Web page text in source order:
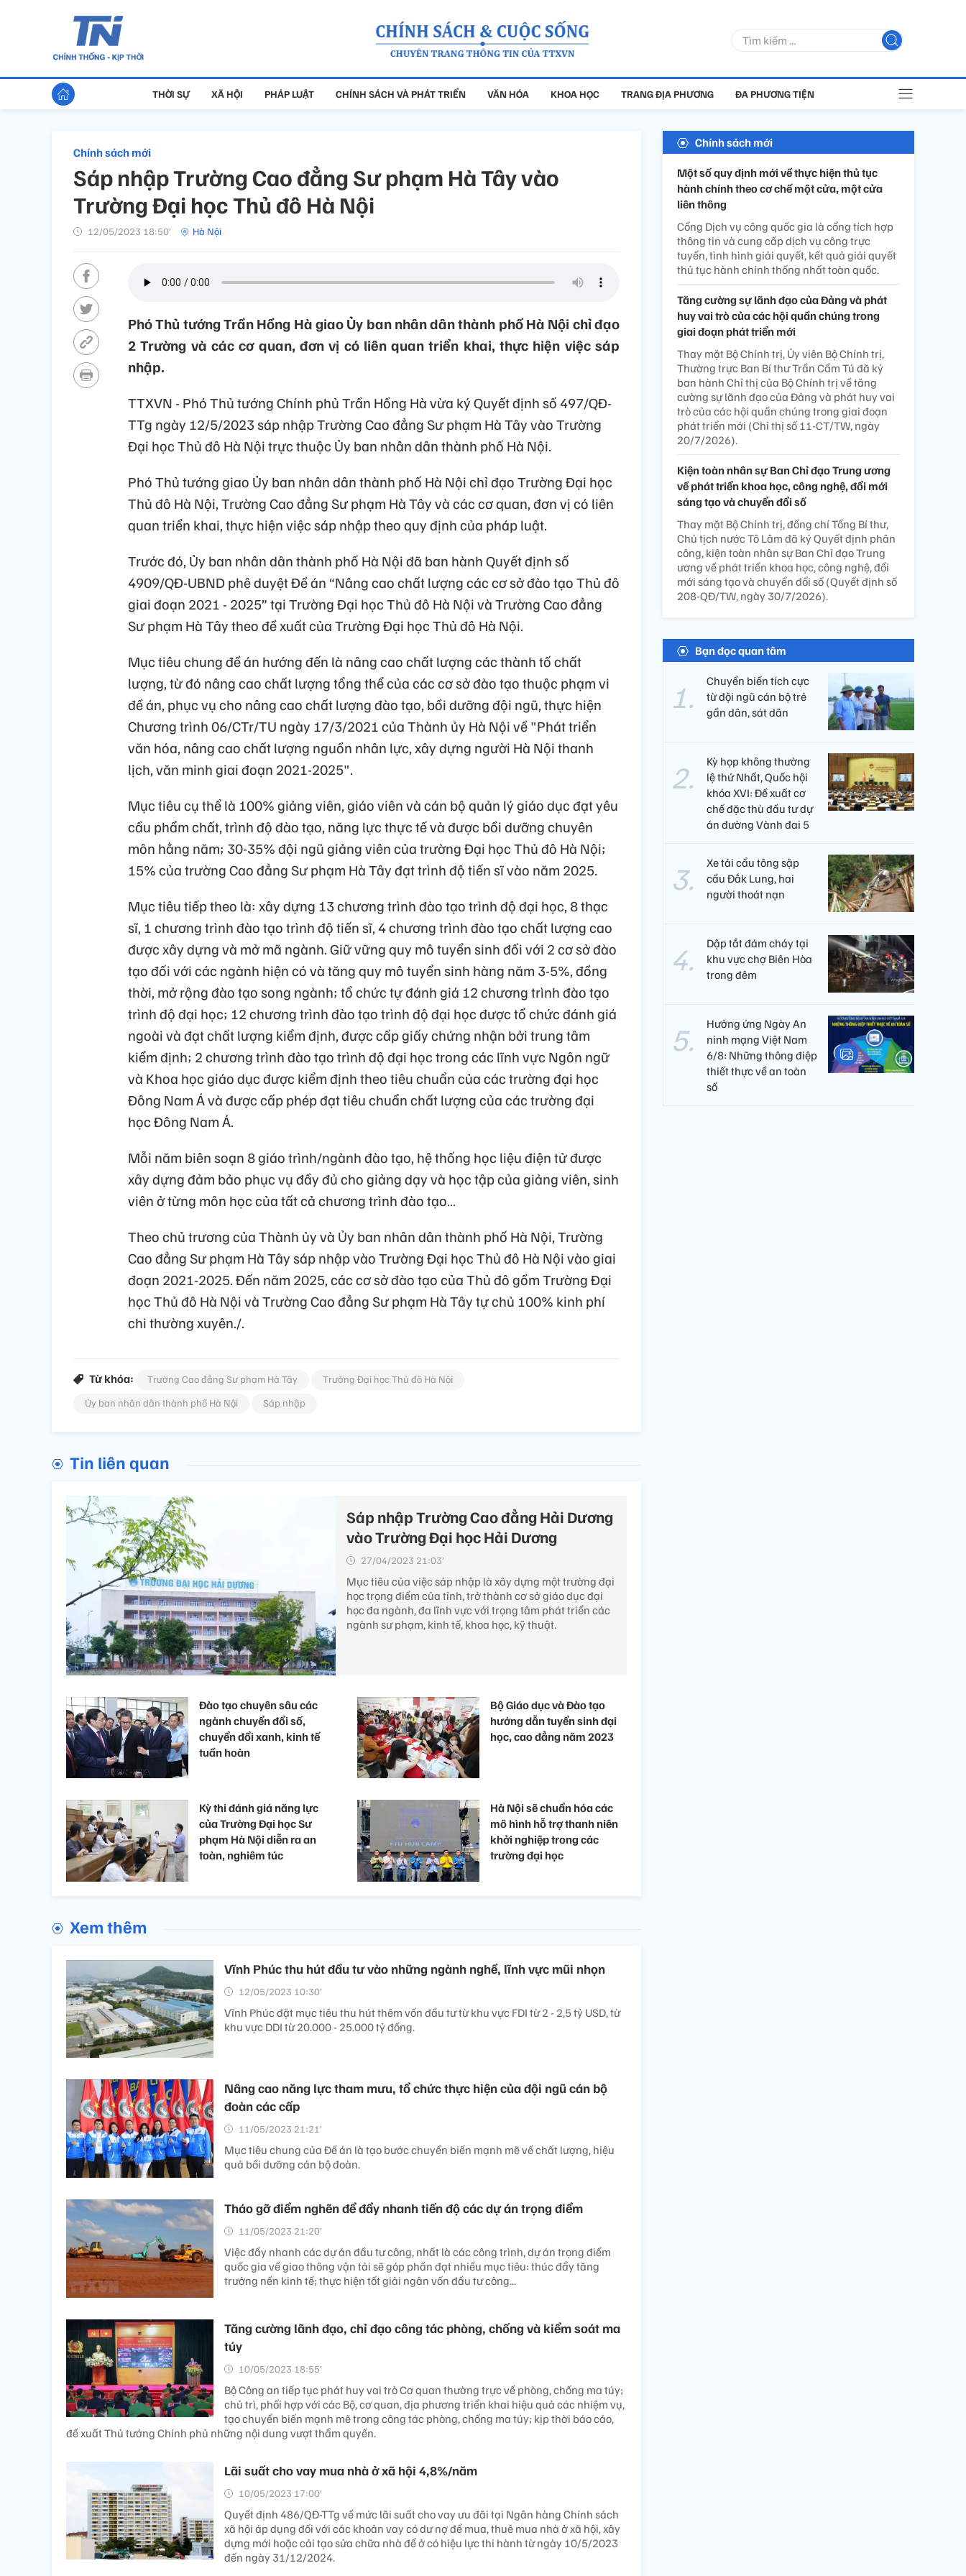
THỜI SỰ XÃ HỘI PHÁP LUẬT CHÍNH SÁCH VÀ PHÁT TRIỂN VĂN HÓA KHOA HỌC TRANG ĐỊA PHƯƠNG ĐA PHƯƠNG TIỆN
Chính sách mới
Sáp nhập Trường Cao đẳng Sư phạm Hà Tây vào
Trường Đại học Thủ đô Hà Nội
12/05/2023 18:50’ Hà Nội
Phó Thủ tướng Trần Hồng Hà giao Ủy ban nhân dân thành phố Hà Nội chỉ đạo
2 Trường và các cơ quan, đơn vị có liên quan triển khai, thực hiện việc sáp
nhập.
TTXVN - Phó Thủ tướng Chính phủ Trần Hồng Hà vừa ký Quyết định số 497/QĐ-
TTg ngày 12/5/2023 sáp nhập Trường Cao đẳng Sư phạm Hà Tây vào Trường
Đại học Thủ đô Hà Nội trực thuộc Ủy ban nhân dân thành phố Hà Nội.
Phó Thủ tướng giao Ủy ban nhân dân thành phố Hà Nội chỉ đạo Trường Đại học
Thủ đô Hà Nội, Trường Cao đẳng Sư phạm Hà Tây và các cơ quan, đơn vị có liên
quan triển khai, thực hiện việc sáp nhập theo quy định của pháp luật.
Trước đó, Ủy ban nhân dân thành phố Hà Nội đã ban hành Quyết định số
4909/QĐ-UBND phê duyệt Đề án “Nâng cao chất lượng các cơ sở đào tạo Thủ đô
giai đoạn 2021 - 2025” tại Trường Đại học Thủ đô Hà Nội và Trường Cao đẳng
Sư phạm Hà Tây theo đề xuất của Trường Đại học Thủ đô Hà Nội.
Mục tiêu chung đề án hướng đến là nâng cao chất lượng các thành tố chất
lượng, từ đó nâng cao chất lượng tổng thể của các cơ sở đào tạo thuộc phạm vi
đề án, phục vụ cho nâng cao chất lượng đào tạo, bồi dưỡng đội ngũ, thực hiện
Chương trình 06/CTr/TU ngày 17/3/2021 của Thành ủy Hà Nội về "Phát triển
văn hóa, nâng cao chất lượng nguồn nhân lực, xây dựng người Hà Nội thanh
lịch, văn minh giai đoạn 2021-2025".
Mục tiêu cụ thể là 100% giảng viên, giáo viên và cán bộ quản lý giáo dục đạt yêu
cầu phẩm chất, trình độ đào tạo, năng lực thực tế và được bồi dưỡng chuyên
môn hằng năm; 30-35% đội ngũ giảng viên của trường Đại học Thủ đô Hà Nội;
15% của trường Cao đẳng Sư phạm Hà Tây đạt trình độ tiến sĩ vào năm 2025.
Mục tiêu tiếp theo là: xây dựng 13 chương trình đào tạo trình độ đại học, 8 thạc
sĩ, 1 chương trình đào tạo trình độ tiến sĩ, 4 chương trình đào tạo chất lượng cao
được xây dựng và mở mã ngành. Giữ vững quy mô tuyển sinh đối với 2 cơ sở đào
tạo đối với các ngành hiện có và tăng quy mô tuyển sinh hàng năm 3-5%, đồng
thời, mở rộng đào tạo song ngành; tổ chức tự đánh giá 12 chương trình đào tạo
trình độ đại học; 12 chương trình đào tạo trình độ đại học được tổ chức đánh giá
ngoài và đạt chất lượng kiểm định, được cấp giấy chứng nhận bởi trung tâm
kiểm định; 2 chương trình đào tạo trình độ đại học trong các lĩnh vực Ngôn ngữ
và Khoa học giáo dục được kiểm định theo tiêu chuẩn của các trường đại học
Đông Nam Á và được cấp phép đạt tiêu chuẩn chất lượng của các trường đại
học Đông Nam Á.
Mỗi năm biên soạn 8 giáo trình/ngành đào tạo, hệ thống học liệu điện tử được
xây dựng đảm bảo phục vụ đầy đủ cho giảng dạy và học tập của giảng viên, sinh
viên ở từng môn học của tất cả chương trình đào tạo…
Theo chủ trương của Thành ủy và Ủy ban nhân dân thành phố Hà Nội, Trường
Cao đẳng Sư phạm Hà Tây sáp nhập vào Trường Đại học Thủ đô Hà Nội vào giai
đoạn 2021-2025. Đến năm 2025, các cơ sở đào tạo của Thủ đô gồm Trường Đại
học Thủ đô Hà Nội và Trường Cao đẳng Sư phạm Hà Tây tự chủ 100% kinh phí
chi thường xuyên./.
Từ khóa: Trường Cao đẳng Sư phạm Hà Tây
Trường Đại học Thủ đô Hà Nội
Ủy ban nhân dân thành phố Hà Nội
Sáp nhập
Tin liên quan
Sáp nhập Trường Cao đẳng Hải Dương
vào Trường Đại học Hải Dương
27/04/2023 21:03’
Mục tiêu của việc sáp nhập là xây dựng một trường đại
học trọng điểm của tỉnh, trở thành cơ sở giáo dục đại
học đa ngành, đa lĩnh vực với trọng tâm phát triển các
ngành sư phạm, kinh tế, khoa học, kỹ thuật.
Đào tạo chuyên sâu các
ngành chuyển đổi số,
chuyển đổi xanh, kinh tế
tuần hoàn
Bộ Giáo dục và Đào tạo
hướng dẫn tuyển sinh đại
học, cao đẳng năm 2023
Kỳ thi đánh giá năng lực
của Trường Đại học Sư
phạm Hà Nội diễn ra an
toàn, nghiêm túc
Hà Nội sẽ chuẩn hóa các
mô hình hỗ trợ thanh niên
khởi nghiệp trong các
trường đại học
Xem thêm
Vĩnh Phúc thu hút đầu tư vào những ngành nghề, lĩnh vực mũi nhọn
12/05/2023 10:30’
Vĩnh Phúc đặt mục tiêu thu hút thêm vốn đầu tư từ khu vực FDI từ 2 - 2,5 tỷ USD, từ
khu vực DDI từ 20.000 - 25.000 tỷ đồng.
Nâng cao năng lực tham mưu, tổ chức thực hiện của đội ngũ cán bộ
đoàn các cấp
11/05/2023 21:21’
Mục tiêu chung của Đề án là tạo bước chuyển biến mạnh mẽ về chất lượng, hiệu
quả bồi dưỡng cán bộ đoàn.
Tháo gỡ điểm nghẽn để đẩy nhanh tiến độ các dự án trọng điểm
11/05/2023 21:20’
Việc đẩy nhanh các dự án đầu tư công, nhất là các công trình, dự án trọng điểm
quốc gia về giao thông vận tải sẽ góp phần đạt nhiều mục tiêu: thúc đẩy tăng
trưởng nền kinh tế; thực hiện tốt giải ngân vốn đầu tư công...
Tăng cường lãnh đạo, chỉ đạo công tác phòng, chống và kiểm soát ma
túy
10/05/2023 18:55’
Bộ Công an tiếp tục phát huy vai trò Cơ quan thường trực về phòng, chống ma túy;
chủ trì, phối hợp với các Bộ, cơ quan, địa phương triển khai hiệu quả các nhiệm vụ,
tạo chuyển biến mạnh mẽ trong công tác phòng, chống ma túy; kịp thời báo cáo,
đề xuất Thủ tướng Chính phủ những nội dung vượt thẩm quyền.
Lãi suất cho vay mua nhà ở xã hội 4,8%/năm
10/05/2023 17:00’
Quyết định 486/QĐ-TTg về mức lãi suất cho vay ưu đãi tại Ngân hàng Chính sách
xã hội áp dụng đối với các khoản vay có dư nợ để mua, thuê mua nhà ở xã hội, xây
dựng mới hoặc cải tạo sửa chữa nhà để ở có hiệu lực thi hành từ ngày 10/5/2023
đến ngày 31/12/2024.
Chính sách mới
Một số quy định mới về thực hiện thủ tục
hành chính theo cơ chế một cửa, một cửa
liên thông
Cổng Dịch vụ công quốc gia là cổng tích hợp
thông tin và cung cấp dịch vụ công trực
tuyến, tình hình giải quyết, kết quả giải quyết
thủ tục hành chính thống nhất toàn quốc.
Tăng cường sự lãnh đạo của Đảng và phát
huy vai trò của các hội quần chúng trong
giai đoạn phát triển mới
Thay mặt Bộ Chính trị, Ủy viên Bộ Chính trị,
Thường trực Ban Bí thư Trần Cẩm Tú đã ký
ban hành Chỉ thị của Bộ Chính trị về tăng
cường sự lãnh đạo của Đảng và phát huy vai
trò của các hội quần chúng trong giai đoạn
phát triển mới (Chỉ thị số 11-CT/TW, ngày
20/7/2026).
Kiện toàn nhân sự Ban Chỉ đạo Trung ương
về phát triển khoa học, công nghệ, đổi mới
sáng tạo và chuyển đổi số
Thay mặt Bộ Chính trị, đồng chí Tổng Bí thư,
Chủ tịch nước Tô Lâm đã ký Quyết định phân
công, kiện toàn nhân sự Ban Chỉ đạo Trung
ương về phát triển khoa học, công nghệ, đổi
mới sáng tạo và chuyển đổi số (Quyết định số
208-QĐ/TW, ngày 30/7/2026).
Bạn đọc quan tâm
Chuyển biến tích cực
từ đội ngũ cán bộ trẻ
gần dân, sát dân
Kỳ họp không thường
lệ thứ Nhất, Quốc hội
khóa XVI: Đề xuất cơ
chế đặc thù đầu tư dự
án đường Vành đai 5
Xe tải cẩu tông sập
cầu Đắk Lung, hai
người thoát nạn
Dập tắt đám cháy tại
khu vực chợ Biên Hòa
trong đêm
Hưởng ứng Ngày An
ninh mạng Việt Nam
6/8: Những thông điệp
thiết thực về an toàn
số